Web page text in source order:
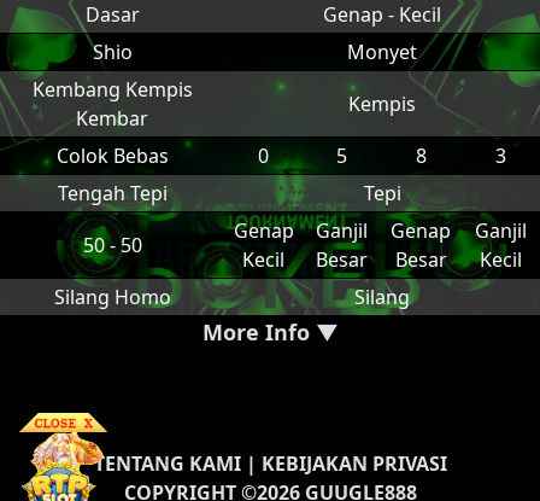
Dasar
Genap - Kecil
Shio
Monyet
Kembang Kempis
Kembar
Kempis
Colok Bebas
0 5 8
3
Tengah Tepi
Tepi
50 - 50
Genap
Kecil
Ganjil
Besar
Genap
Besar
Ganjil
Kecil
Silang Homo
Silang
More Info ▼
TENTANG KAMI| KEBIJAKAN PRIVASI
COPYRIGHT ©2026 GUUGLE888